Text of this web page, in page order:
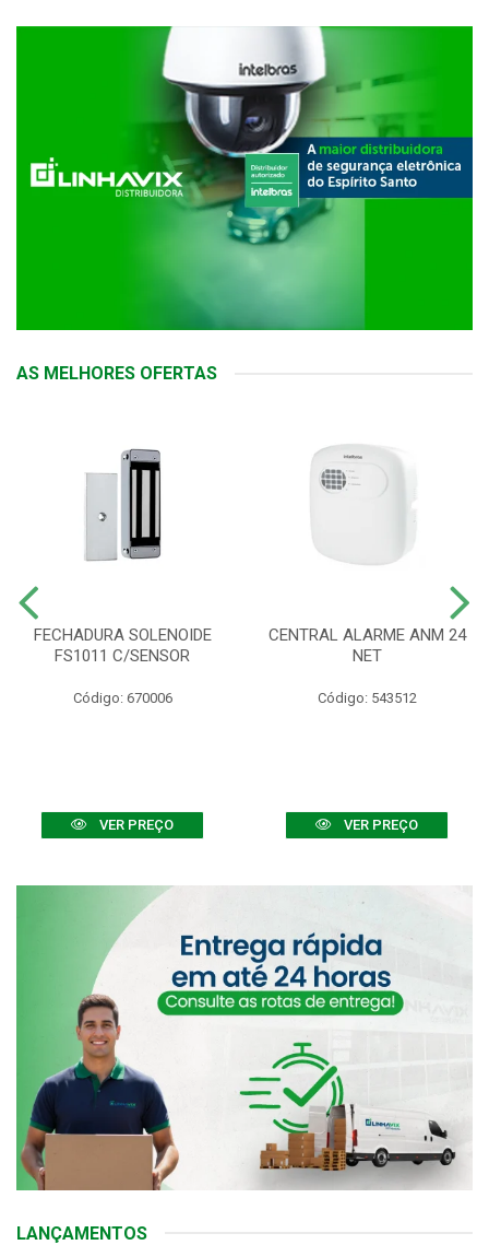
AS MELHORES OFERTAS
FECHADURA SOLENOIDE
FS1011 C/SENSOR
Código: 670006
VER PREÇO
CENTRAL ALARME ANM 24
NET
Código: 543512
VER PREÇO
LANÇAMENTOS